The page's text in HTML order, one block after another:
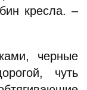
кресла. –
черные
чуть